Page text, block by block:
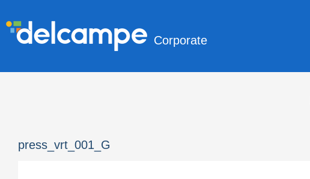
Corporate
press_vrt_001_G